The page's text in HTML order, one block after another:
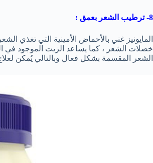
8- ترطيب الشعر بعمق :
المايونيز غني بالأحماض الأمينية التي تغذي
خصلات الشعر ، كما يساعد الزيت الموجود في
الشعر المقسمة بشكل فعال وبالتالي يُمكن